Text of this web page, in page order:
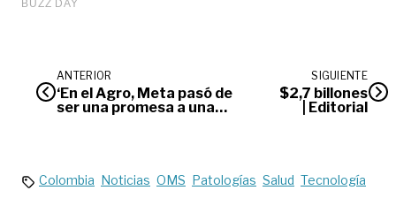
ANTERIOR
‘En el Agro, Meta pasó de
ser una promesa a una
SIGUIENTE
$2,7 billones
| Editorial
Colombia Noticias OMS Patologías Salud Tecnología